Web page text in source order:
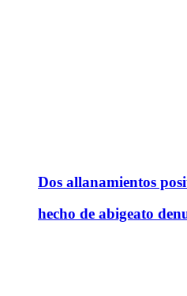
Dos allanamientos
hecho de abigeato